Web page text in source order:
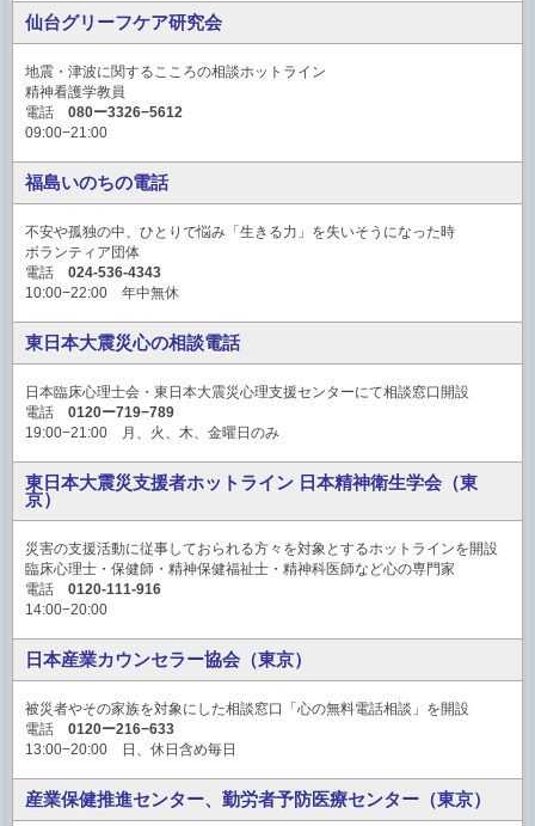
仙台グリーフケア研究会
地震・津波に関するこころの相談ホットライン
精神看護学教員
電話 080ー3326−5612
09:00−21:00
福島いのちの電話
不安や孤独の中、ひとりで悩み「生きる力」を失いそうになった時
ボランティア団体
電話 024-536-4343
10:00−22:00 年中無休
東日本大震災心の相談電話
日本臨床心理士会・東日本大震災心理支援センターにて相談窓口開設
電話 0120ー719−789
19:00−21:00 月、火、木、金曜日のみ
東日本大震災支援者ホットライン 日本精神衛生学会（東
京）
災害の支援活動に従事しておられる方々を対象とするホットラインを開設
臨床心理士・保健師・精神保健福祉士・精神科医師など心の専門家
電話 0120-111-916
14:00−20:00
日本産業カウンセラー協会（東京）
被災者やその家族を対象にした相談窓口「心の無料電話相談」を開設
電話 0120ー216−633
13:00−20:00 日、休日含め毎日
産業保健推進センター、勤労者予防医療センター（東京）